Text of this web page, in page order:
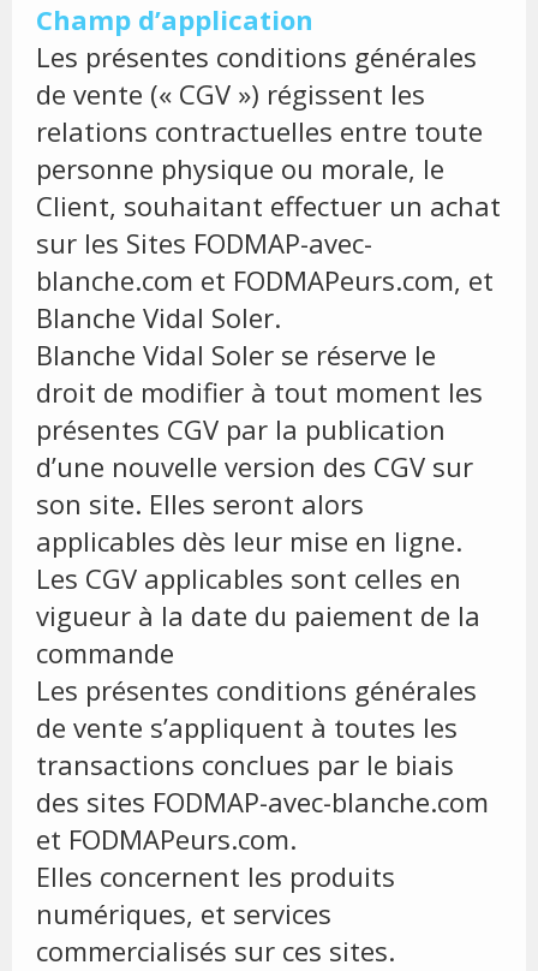
Champ d’application
Les présentes conditions générales
de vente (« CGV ») régissent les
relations contractuelles entre toute
personne physique ou morale, le
Client, souhaitant effectuer un achat
sur les Sites FODMAP-avec-
blanche.com et FODMAPeurs.com, et
Blanche Vidal Soler.
Blanche Vidal Soler se réserve le
droit de modifier à tout moment les
présentes CGV par la publication
d’une nouvelle version des CGV sur
son site. Elles seront alors
applicables dès leur mise en ligne.
Les CGV applicables sont celles en
vigueur à la date du paiement de la
commande
Les présentes conditions générales
de vente s’appliquent à toutes les
transactions conclues par le biais
des sites FODMAP-avec-blanche.com
et FODMAPeurs.com.
Elles concernent les produits
numériques, et services
commercialisés sur ces sites.